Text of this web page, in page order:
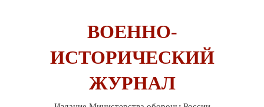
ВОЕННО-
ИСТОРИЧЕСКИЙ
ЖУРНАЛ